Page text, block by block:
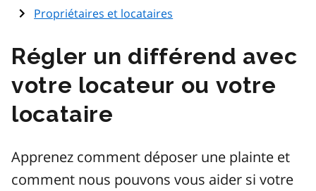
l'Ontario
Propriétaires et locataires
Régler un différend avec
votre locateur ou votre
locataire
Apprenez comment déposer une plainte et
comment nous pouvons vous aider si votre